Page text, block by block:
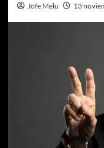
Jofe Melu 13